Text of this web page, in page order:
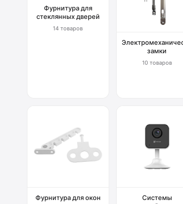
Фурнитура для
стеклянных дверей
14 товаров
замки
10 товаров
Фурнитура для окон
Системы